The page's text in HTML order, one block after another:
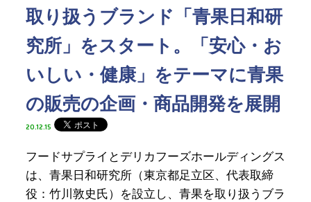
取り扱うブランド「青果日和研
究所」をスタート。「安心・お
いしい・健康」をテーマに青果
の販売の企画・商品開発を展開
20.12.15
フードサプライとデリカフーズホールディングス
は、青果日和研究所（東京都足立区、代表取締
役：竹川敦史氏）を設立し、青果を取り扱うブラ